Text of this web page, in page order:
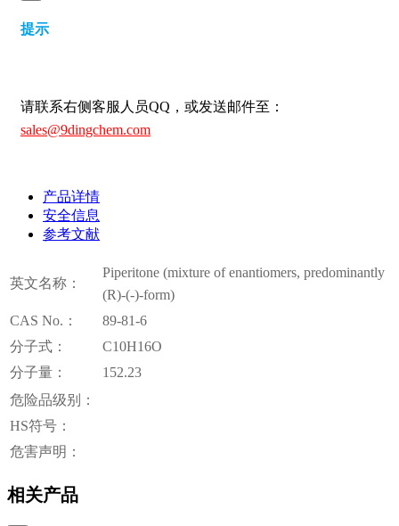
提示
请联系右侧客服人员QQ，或发送邮件至：
sales@9dingchem.com
产品详情
安全信息
参考文献
英文名称：
Piperitone (mixture of enantiomers, predominantly
(R)-(-)-form)
CAS No.：
89-81-6
分子式：
C10H16O
分子量：
152.23
危险品级别：
HS符号：
危害声明：
相关产品